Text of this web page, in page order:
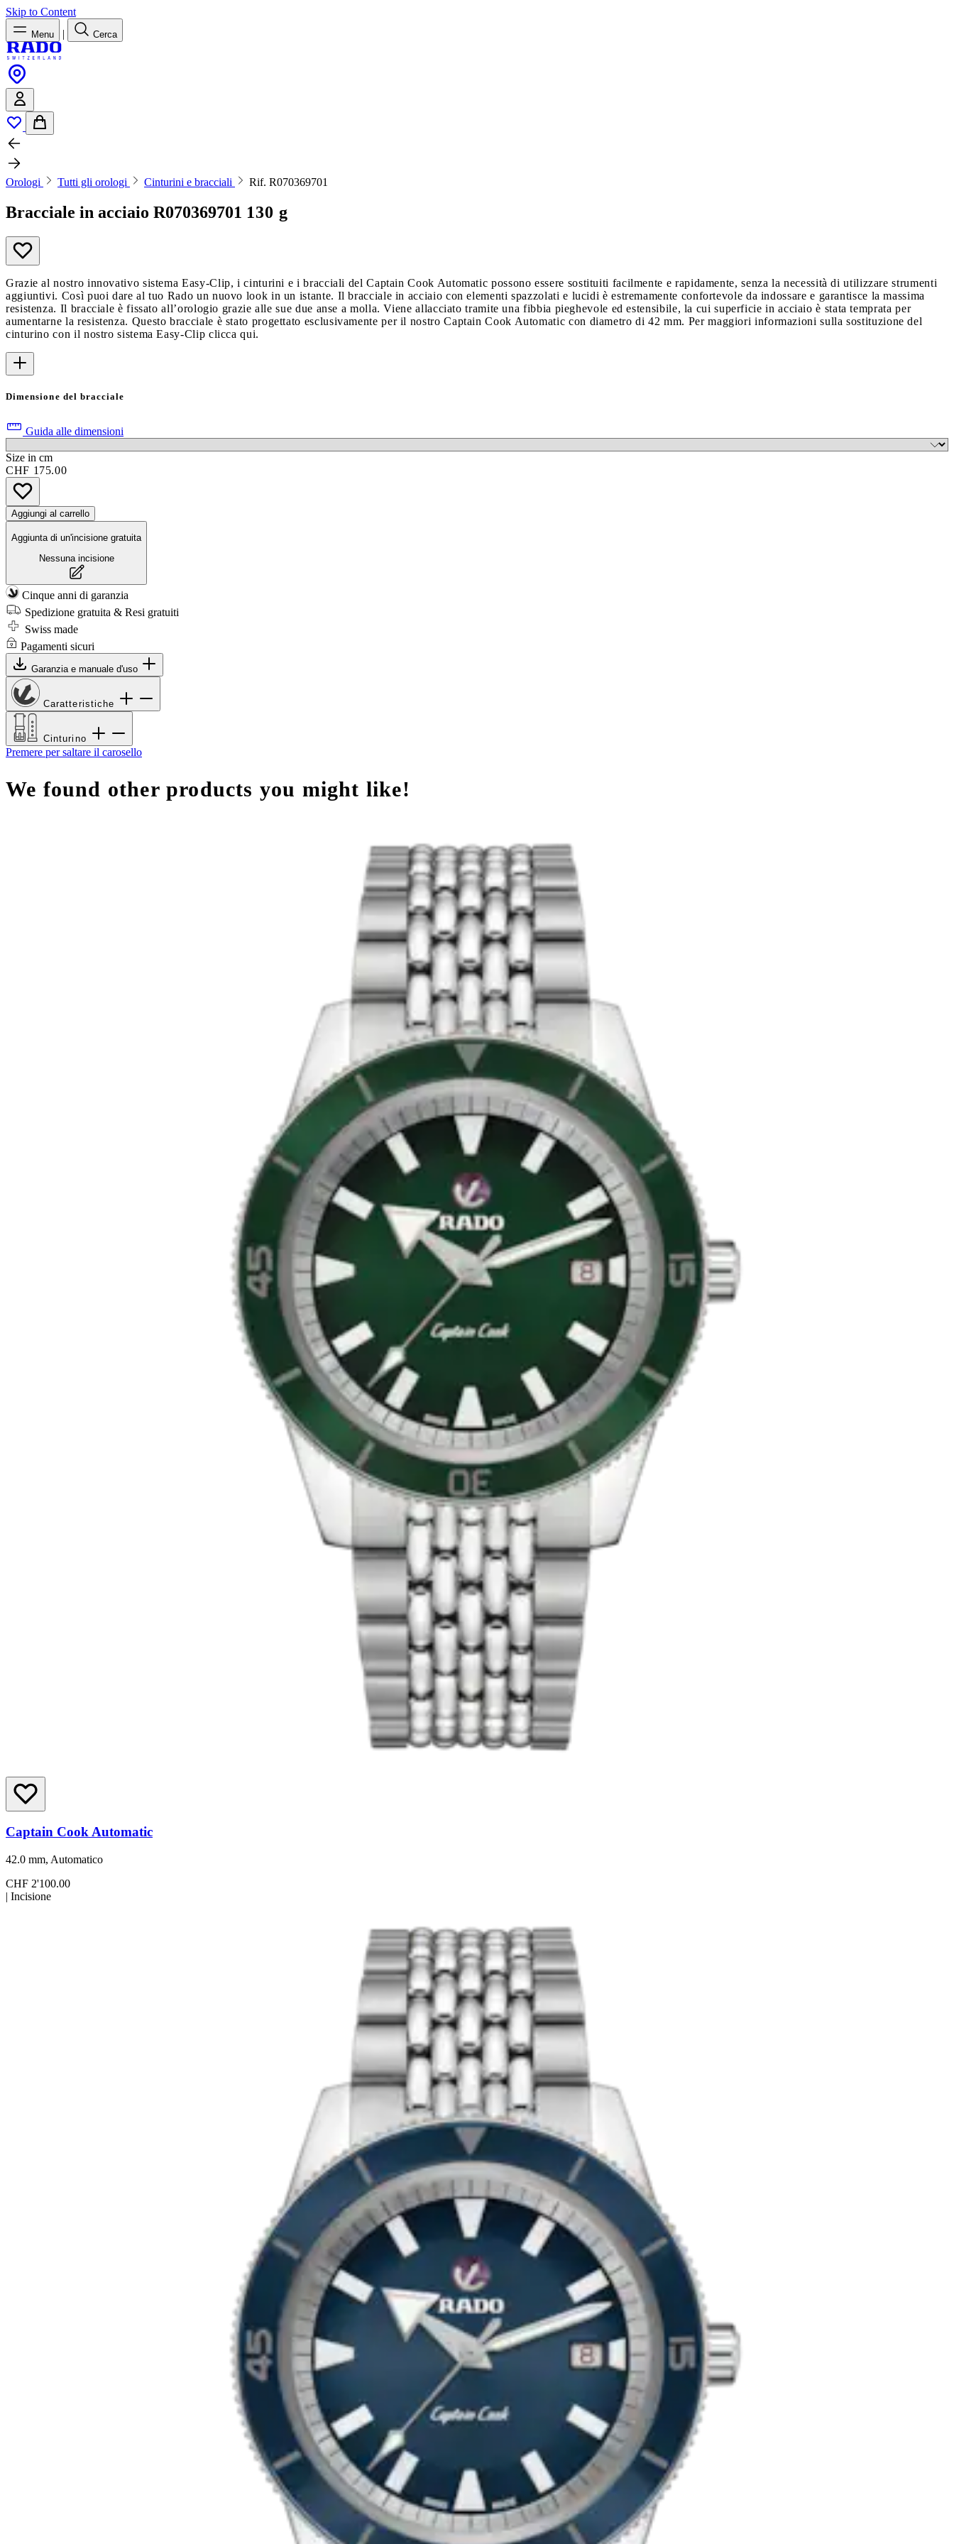
Skip to Content
Menu | Cerca
Orologi Tutti gli orologi Cinturini e bracciali Rif. R070369701
Bracciale in acciaio R070369701 130 g
Grazie al nostro innovativo sistema Easy-Clip, i cinturini e i bracciali del Captain Cook Automatic possono essere sostituiti facilmente e rapidamente, senza la necessità di utilizzare strumenti
aggiuntivi. Così puoi dare al tuo Rado un nuovo look in un istante. Il bracciale in acciaio con elementi spazzolati e lucidi è estremamente confortevole da indossare e garantisce la massima
resistenza. Il bracciale è fissato all’orologio grazie alle sue due anse a molla. Viene allacciato tramite una fibbia pieghevole ed estensibile, la cui superficie in acciaio è stata temprata per
aumentarne la resistenza. Questo bracciale è stato progettato esclusivamente per il nostro Captain Cook Automatic con diametro di 42 mm. Per maggiori informazioni sulla sostituzione del
cinturino con il nostro sistema Easy-Clip clicca qui.
Dimensione del bracciale
Guida alle dimensioni
Size in cm
CHF 175.00
Aggiungi al carrello
Aggiunta di un'incisione gratuita
Nessuna incisione
Cinque anni di garanzia
Spedizione gratuita & Resi gratuiti
Swiss made
Pagamenti sicuri
Garanzia e manuale d'uso
Caratteristiche
Cinturino
Premere per saltare il carosello
We found other products you might like!
Captain Cook Automatic
42.0 mm, Automatico
CHF 2'100.00
| Incisione